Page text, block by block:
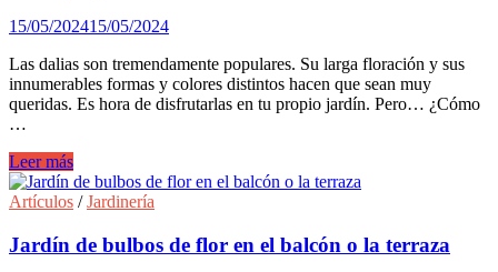
15/05/202415/05/2024
Las dalias son tremendamente populares. Su larga floración y sus
innumerables formas y colores distintos hacen que sean muy
queridas. Es hora de disfrutarlas en tu propio jardín. Pero… ¿Cómo
…
Consejos
y
cuidados
la
Dalia
Leer más
Artículos /Jardinería
Jardín de bulbos de flor en el balcón o la terraza